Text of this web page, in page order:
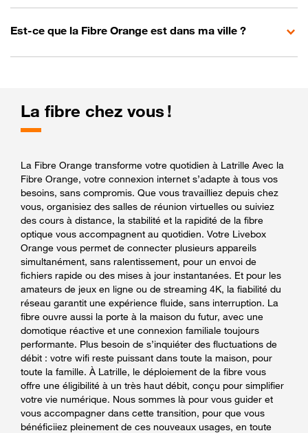
Est-ce que la Fibre Orange est dans ma ville ?
La fibre chez vous !
La Fibre Orange transforme votre quotidien à Latrille Avec la
Fibre Orange, votre connexion internet s’adapte à tous vos
besoins, sans compromis. Que vous travailliez depuis chez
vous, organisiez des salles de réunion virtuelles ou suiviez
des cours à distance, la stabilité et la rapidité de la fibre
optique vous accompagnent au quotidien. Votre Livebox
Orange vous permet de connecter plusieurs appareils
simultanément, sans ralentissement, pour un envoi de
fichiers rapide ou des mises à jour instantanées. Et pour les
amateurs de jeux en ligne ou de streaming 4K, la fiabilité du
réseau garantit une expérience fluide, sans interruption. La
fibre ouvre aussi la porte à la maison du futur, avec une
domotique réactive et une connexion familiale toujours
performante. Plus besoin de s’inquiéter des fluctuations de
débit : votre wifi reste puissant dans toute la maison, pour
toute la famille. À Latrille, le déploiement de la fibre vous
offre une éligibilité à un très haut débit, conçu pour simplifier
votre vie numérique. Nous sommes là pour vous guider et
vous accompagner dans cette transition, pour que vous
bénéficiiez pleinement de ces nouveaux usages, en toute